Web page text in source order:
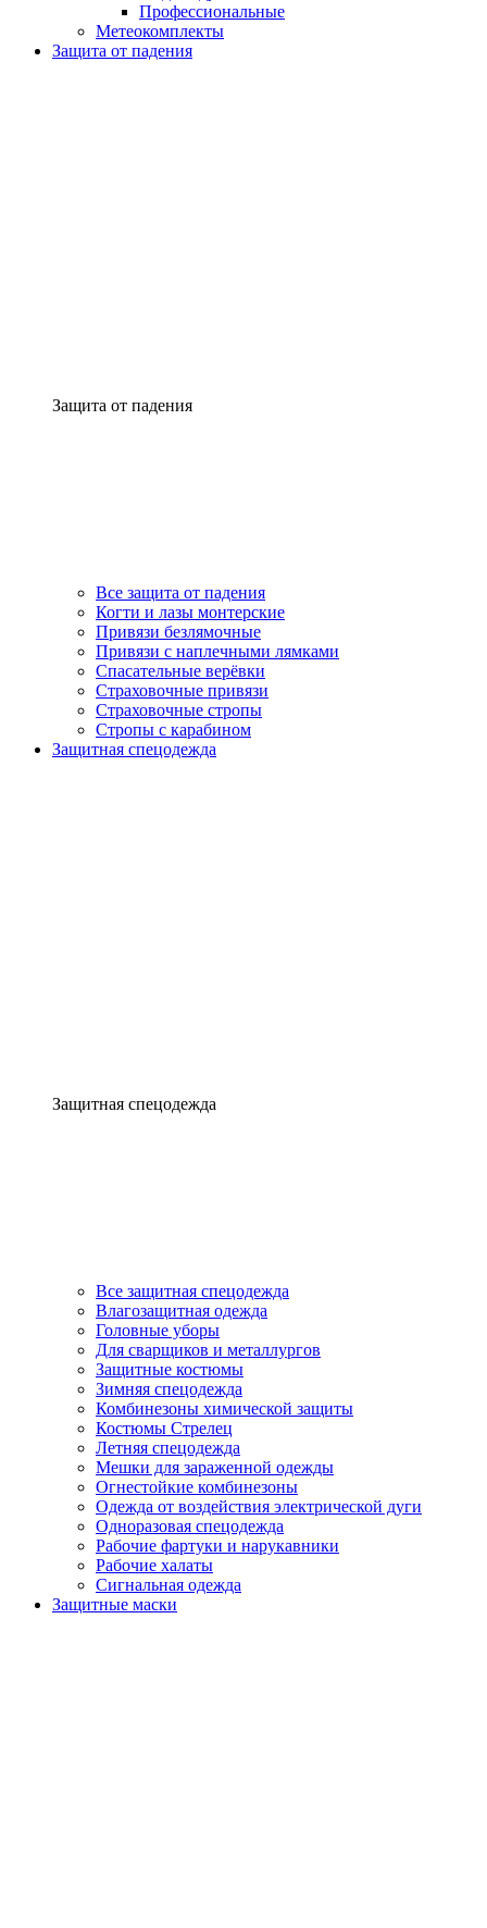
Профессиональные
Метеокомплекты
Защита от падения
Защита от падения
Все защита от падения
Когти и лазы монтерские
Привязи безлямочные
Привязи с наплечными лямками
Спасательные верёвки
Страховочные привязи
Страховочные стропы
Стропы с карабином
Защитная спецодежда
Защитная спецодежда
Все защитная спецодежда
Влагозащитная одежда
Головные уборы
Для сварщиков и металлургов
Защитные костюмы
Зимняя спецодежда
Комбинезоны химической защиты
Костюмы Стрелец
Летняя спецодежда
Мешки для зараженной одежды
Огнестойкие комбинезоны
Одежда от воздействия электрической дуги
Одноразовая спецодежда
Рабочие фартуки и нарукавники
Рабочие халаты
Сигнальная одежда
Защитные маски